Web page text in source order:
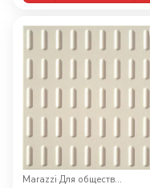
Marazzi· Для общественных помещений